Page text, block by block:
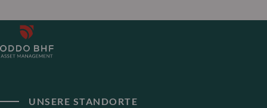
UNSERE STANDORTE